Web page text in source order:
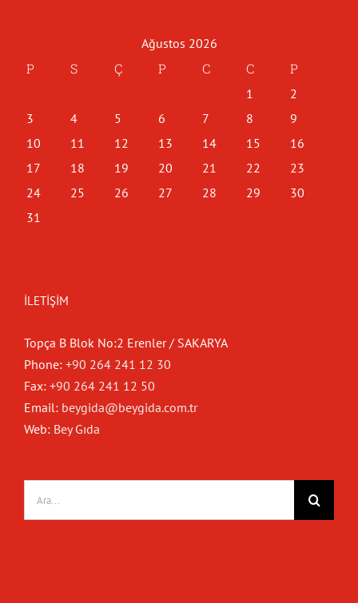
Ağustos 2026
P S Ç P C C P
1
2
3
4 5 6 7 8
9
10
11 12 13 14 15
16
17
18 19 20 21 22
23
24
25 26 27 28 29
30
31
İLETIŞIM
Topça B Blok No:2 Erenler / SAKARYA
Phone: +90 264 241 12 30
Fax: +90 264 241 12 50
Email: beygida@beygida.com.tr
Web: Bey Gıda